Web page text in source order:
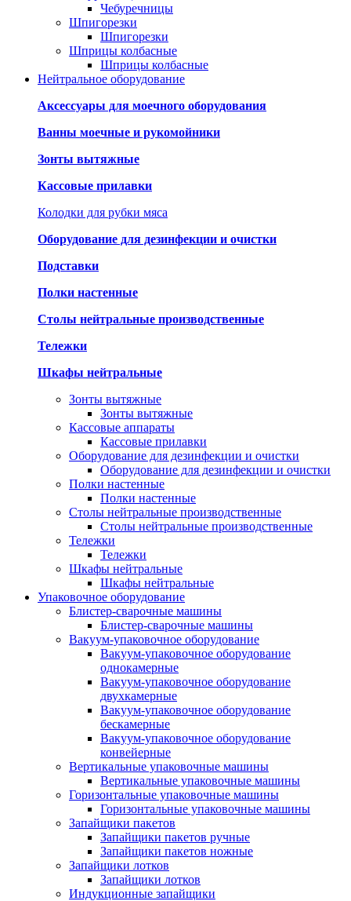
Чебуречницы
Шпигорезки
Шпигорезки
Шприцы колбасные
Шприцы колбасные
Нейтральное оборудование
Аксессуары для моечного оборудования
Ванны моечные и рукомойники
Зонты вытяжные
Кассовые прилавки
Колодки для рубки мяса
Оборудование для дезинфекции и очистки
Подставки
Полки настенные
Столы нейтральные производственные
Тележки
Шкафы нейтральные
Зонты вытяжные
Зонты вытяжные
Кассовые аппараты
Кассовые прилавки
Оборудование для дезинфекции и очистки
Оборудование для дезинфекции и очистки
Полки настенные
Полки настенные
Столы нейтральные производственные
Столы нейтральные производственные
Тележки
Тележки
Шкафы нейтральные
Шкафы нейтральные
Упаковочное оборудование
Блистер-сварочные машины
Блистер-сварочные машины
Вакуум-упаковочное оборудование
Вакуум-упаковочное оборудование
однокамерные
Вакуум-упаковочное оборудование
двухкамерные
Вакуум-упаковочное оборудование
беcкамерные
Вакуум-упаковочное оборудование
конвейерные
Вертикальные упаковочные машины
Вертикальные упаковочные машины
Горизонтальные упаковочные машины
Горизонтальные упаковочные машины
Запайщики пакетов
Запайщики пакетов ручные
Запайщики пакетов ножные
Запайщики лотков
Запайщики лотков
Индукционные запайщики